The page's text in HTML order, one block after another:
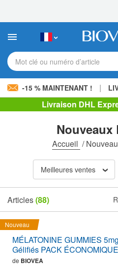
:
site
comprend
un
d'accessibilité.
Mot clé ou numéro d’article
-15 % MAINTENANT ! |
Livraison DHL
Accueil /
Meilleures ventes
Articles(88)
Nouveau
MÉLATONINE GUMMIES
Gélifiés PACK ÉCONOMIQUE
de BIOVEA